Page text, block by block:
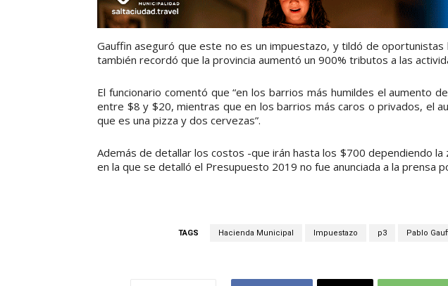
Gauffin aseguró que este no es un impuestazo, y tildó de oportunistas
también recordó que la provincia aumentó un 900% tributos a las
El funcionario comentó que “en los barrios más humildes el aumento
entre $8 y $20, mientras que en los barrios más caros o privados, el
que es una pizza y dos cervezas”.
Además de detallar los costos -que irán hasta los $700 dependiendo la
en la que se detalló el Presupuesto 2019 no fue anunciada a la prensa
TAGS Hacienda Municipal Impuestazo p3 Pablo